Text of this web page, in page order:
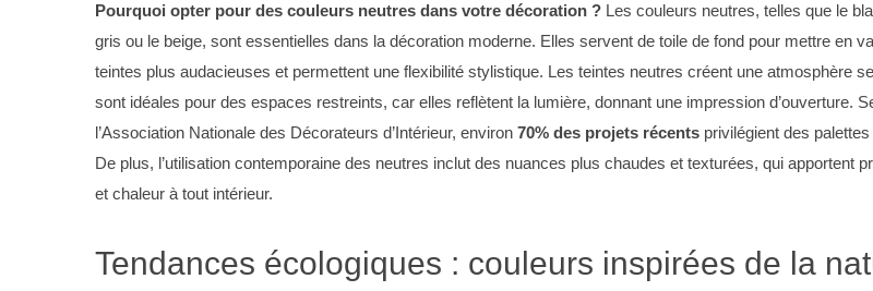
Pourquoi opter pour des couleurs neutres dans votre décoration ? Les couleurs neutres, telles que le
gris ou le beige, sont essentielles dans la décoration moderne. Elles servent de toile de fond pour mettre en
teintes plus audacieuses et permettent une flexibilité stylistique. Les teintes neutres créent une atmosphère
sont idéales pour des espaces restreints, car elles reflètent la lumière, donnant une impression d’ouverture.
l’Association Nationale des Décorateurs d’Intérieur, environ 70% des projets récents privilégient des
De plus, l’utilisation contemporaine des neutres inclut des nuances plus chaudes et texturées, qui apportent
et chaleur à tout intérieur.
Tendances écologiques : couleurs inspirées de la